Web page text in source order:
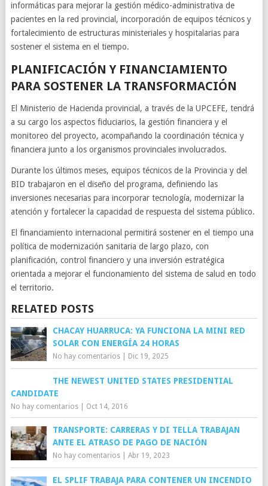
informáticas para mejorar la gestión médico-administrativa de
pacientes en la red provincial, incorporación de equipos técnicos y
fortalecimiento de estructuras ministeriales y hospitalarias para
sostener el sistema en el tiempo.
PLANIFICACIÓN Y FINANCIAMIENTO
PARA SOSTENER LA TRANSFORMACIÓN
El Ministerio de Hacienda provincial, a través de la UPCEFE, tendrá
a su cargo los aspectos fiduciarios, la gestión financiera y el
monitoreo del proyecto, acompañando la coordinación técnica y
financiera junto a los organismos provinciales involucrados.
Durante los últimos meses, equipos técnicos de la Provincia y del
BID trabajaron en el diseño del programa, definiendo las
inversiones necesarias para incorporar tecnología, modernizar la
atención y fortalecer la capacidad de respuesta del sistema público.
El financiamiento internacional permitirá sostener en el tiempo una
política de modernización sanitaria de largo plazo, con
planificación, control financiero y una inversión estratégica
orientada a mejorar el funcionamiento del sistema de salud en todo
el territorio.
RELATED POSTS
CHACAY HUARRUCA: YA FUNCIONA LA MINI RED
SOLAR CON ENERGÍA 24 HORAS
No hay comentarios| Dic 19, 2025
THE NEWEST UNITED STATES PRESIDENTIAL
CANDIDATE
No hay comentarios| Oct 14, 2016
TRANSPORTE: CARRERAS Y DI TELLA TRABAJAN
ANTE EL ATRASO DE PAGO DE NACIÓN
No hay comentarios| Abr 19, 2023
EL SPLIF TRABAJA PARA CONTENER UN INCENDIO